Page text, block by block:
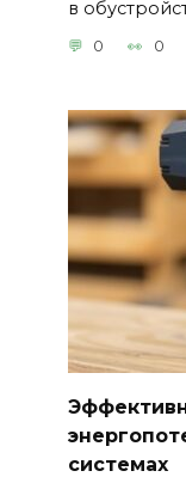
в
0 0
системах